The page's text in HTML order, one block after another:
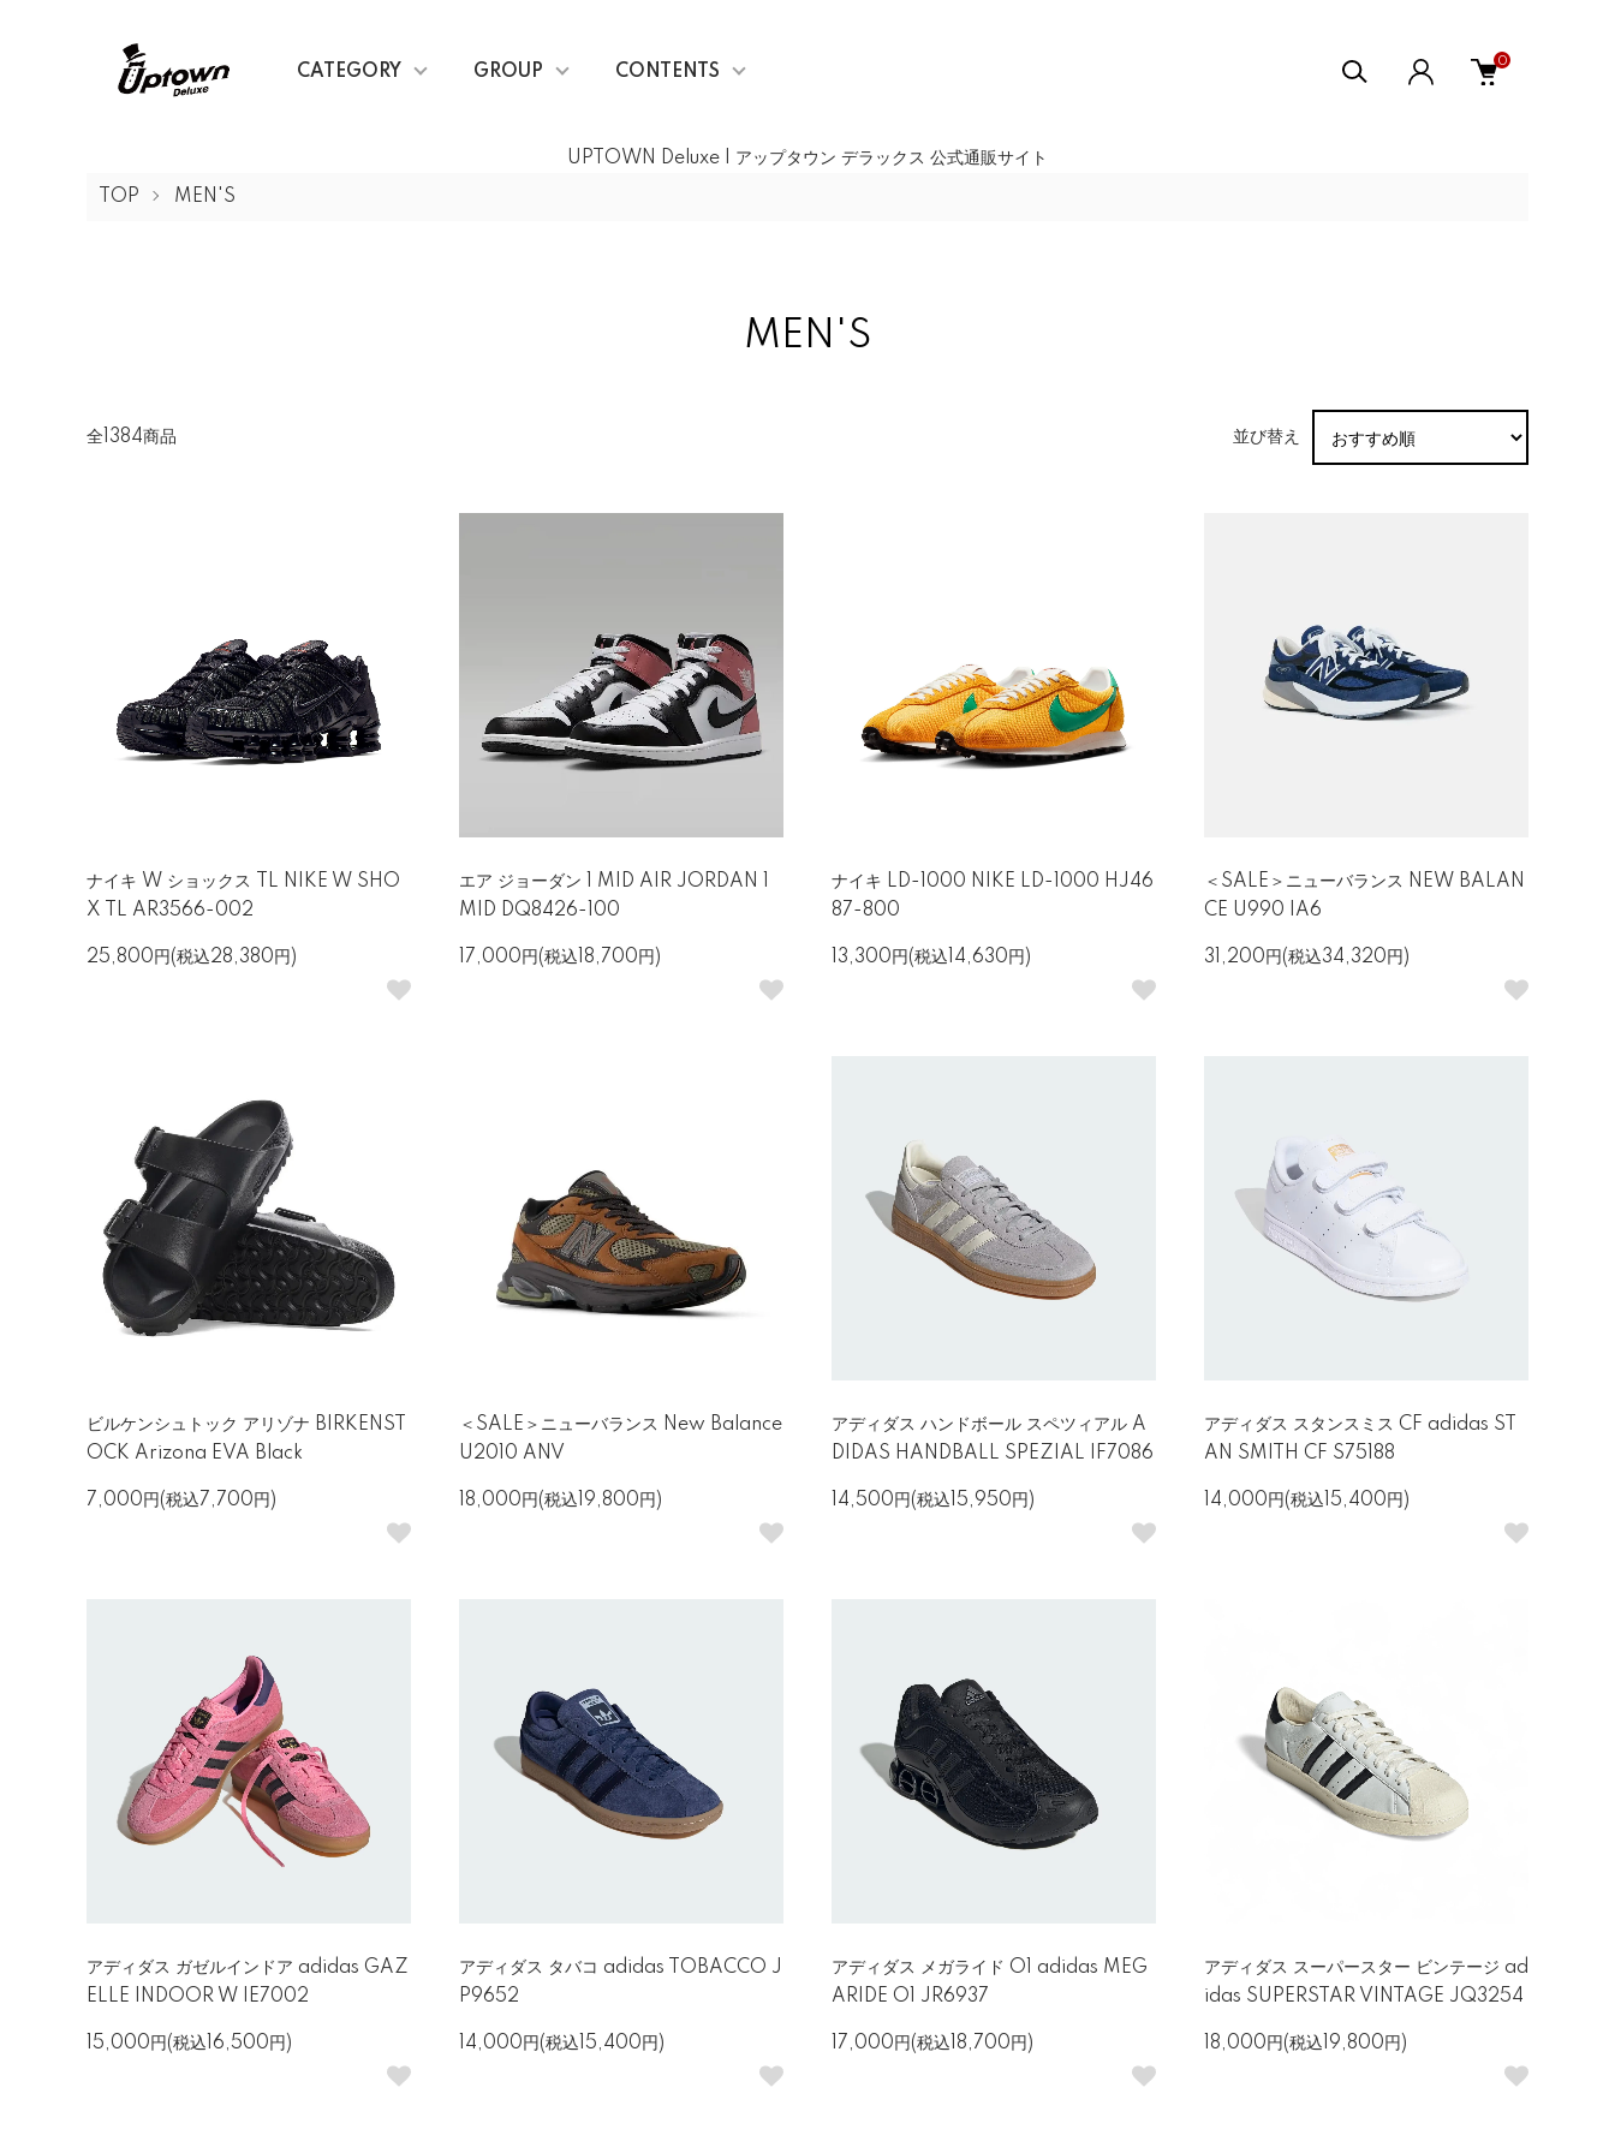
UPTOWN Deluxe | アップタウン デラックス 公式通販サイト
CATEGORY GROUP CONTENTS
0
TOP MEN'S
MEN'S
全1384商品 並び替え
ナイキ W ショックス TL NIKE W SHO
X TL AR3566-002
25,800円(税込28,380円)
エア ジョーダン 1 MID AIR JORDAN 1
MID DQ8426-100
17,000円(税込18,700円)
ナイキ LD-1000 NIKE LD-1000 HJ46
87-800
13,300円(税込14,630円)
＜SALE＞ニューバランス NEW BALAN
CE U990 IA6
31,200円(税込34,320円)
ビルケンシュトック アリゾナ BIRKENST
OCK Arizona EVA Black
7,000円(税込7,700円)
＜SALE＞ニューバランス New Balance
U2010 ANV
18,000円(税込19,800円)
アディダス ハンドボール スペツィアル A
DIDAS HANDBALL SPEZIAL IF7086
14,500円(税込15,950円)
アディダス スタンスミス CF adidas ST
AN SMITH CF S75188
14,000円(税込15,400円)
アディダス ガゼルインドア adidas GAZ
ELLE INDOOR W IE7002
15,000円(税込16,500円)
アディダス タバコ adidas TOBACCO J
P9652
14,000円(税込15,400円)
アディダス メガライド O1 adidas MEG
ARIDE O1 JR6937
17,000円(税込18,700円)
アディダス スーパースター ビンテージ ad
idas SUPERSTAR VINTAGE JQ3254
18,000円(税込19,800円)